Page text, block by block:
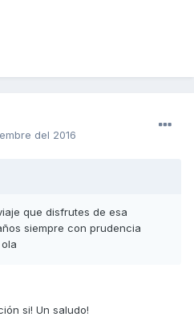
del 2016
que disfrutes de esa
siempre con prudencia
si! Un saludo!